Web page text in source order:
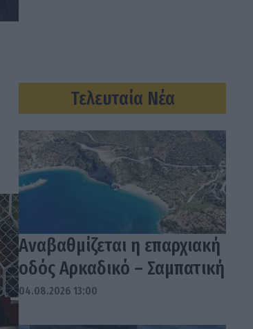
Τελευταία Νέα
Αναβαθμίζεται η επαρχιακή
οδός Αρκαδικό – Σαμπατική
04.08.2026 13:00